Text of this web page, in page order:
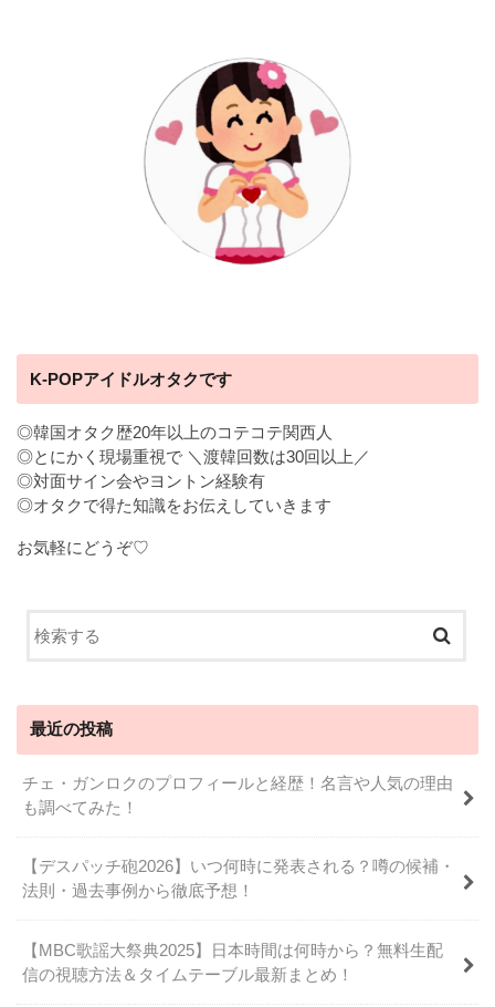
K-POPアイドルオタクです
◎韓国オタク歴20年以上のコテコテ関西人
◎とにかく現場重視で ＼渡韓回数は30回以上／
◎対面サイン会やヨントン経験有
◎オタクで得た知識をお伝えしていきます
お気軽にどうぞ♡
最近の投稿
チェ・ガンロクのプロフィールと経歴！名言や人気の理由
も調べてみた！
【デスパッチ砲2026】いつ何時に発表される？噂の候補・
法則・過去事例から徹底予想！
【MBC歌謡大祭典2025】日本時間は何時から？無料生配
信の視聴方法＆タイムテーブル最新まとめ！